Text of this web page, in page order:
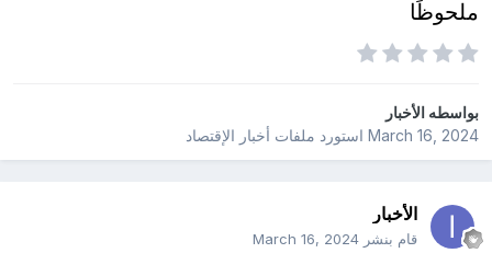
ملحوظًا
بواسطهالأخبار
March 16, 2024استورد ملفات أخبار الإقتصاد
الأخبار
قام بنشر March 16, 2024